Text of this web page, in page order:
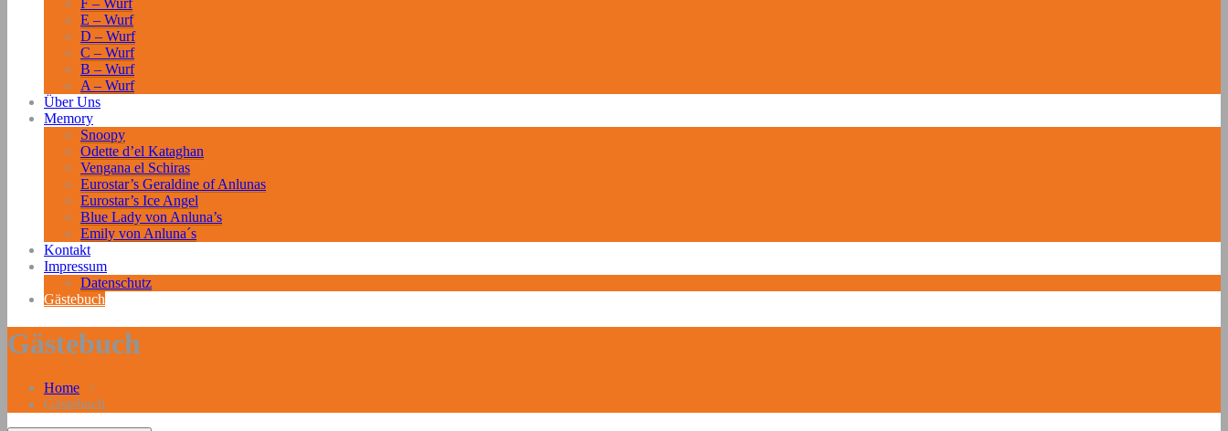
E – Wurf
D – Wurf
C – Wurf
B – Wurf
A – Wurf
Über Uns
Memory
Snoopy
Odette d’el Kataghan
Vengana el Schiras
Eurostar’s Geraldine of Anlunas
Eurostar’s Ice Angel
Blue Lady von Anluna’s
Emily von Anluna´s
Kontakt
Impressum
Datenschutz
Gästebuch
Gästebuch
Home /
Gästebuch